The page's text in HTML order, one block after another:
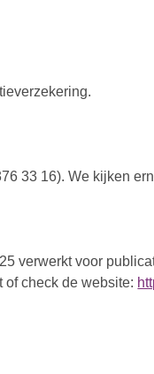
33 16). We kijken
verwerkt voor
of check de website: